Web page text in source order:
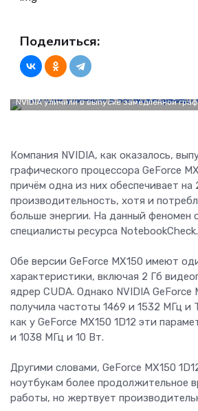
Поделиться:
NVIDIA уличили в выпуске замедленной
Компания NVIDIA, как оказалось,
графического процессора GeForce
причём одна из них обеспечивает на
производительность, хотя и
больше энергии. На данный феномен
специалисты ресурса NotebookCheck.
Обе версии GeForce MX150 имеют
характеристики, включая 2 Гб
ядрер CUDA. Однако NVIDIA GeForce
получила частоты 1469 и 1532 МГц и
как у GeForce MX150 1D12 эти
и 1038 МГц и 10 Вт.
Другими словами, GeForce MX150
ноутбукам более продолжительное
работы, но жертвует